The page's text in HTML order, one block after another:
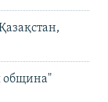
община"